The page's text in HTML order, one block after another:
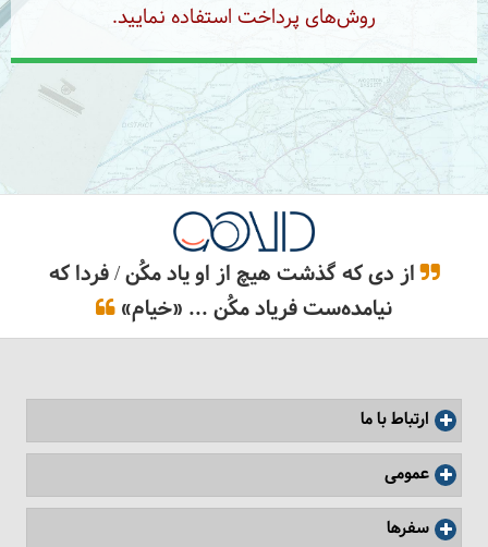
روش‌های پرداخت استفاده نمایید.
از دی که گذشت هیچ از او یاد مکُن / فردا که
نیامده‌ست فریاد مکُن ... «خیام»
ارتباط با ما
عمومی
سفرها